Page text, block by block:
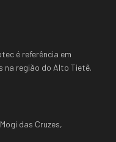
é referência em
na região do Alto Tietê.
das Cruzes,